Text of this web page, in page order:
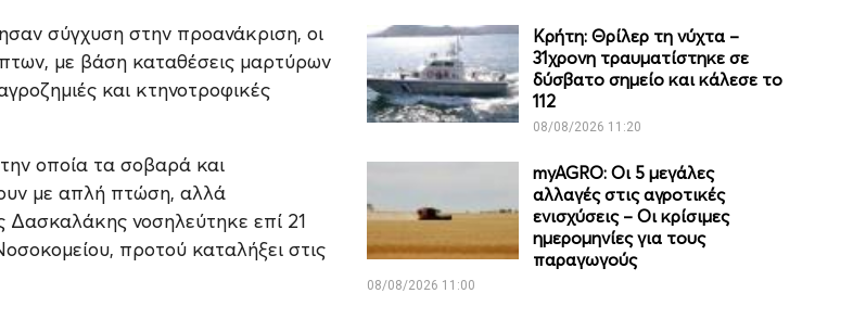
σύγχυση στην προανάκριση, οι
με βάση καταθέσεις μαρτύρων
και κτηνοτροφικές
οποία τα σοβαρά και
με απλή πτώση, αλλά
Δασκαλάκης νοσηλεύτηκε επί 21
προτού καταλήξει στις
Κρήτη: Θρίλερ τη νύχτα –
31χρονη τραυματίστηκε σε
δύσβατο σημείο και κάλεσε το
112
08/08/2026 11:20
myAGRO: Οι 5 μεγάλες
αλλαγές στις αγροτικές
ενισχύσεις – Οι κρίσιμες
ημερομηνίες για τους
παραγωγούς
08/08/2026 11:00